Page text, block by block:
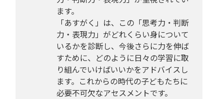
ます。
「あすがく」は、この「思考力・判断
力・表現力」がどれくらい身について
いるかを診断し、今後さらに力を伸ば
すために、どのように日々の学習に取
り組んでいけばいいかをアドバイスし
ます。これからの時代の子どもたちに
必要不可欠なアセスメントです。